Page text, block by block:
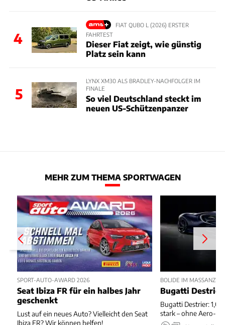
4
FIAT QUBO L (2026) ERSTER
FAHRTEST
Dieser Fiat zeigt, wie günstig
Platz sein kann
5
LYNX XM30 ALS BRADLEY-NACHFOLGER IM
FINALE
So viel Deutschland steckt im
neuen US-Schützenpanzer
MEHR ZUM THEMA SPORTWAGEN
SPORT-AUTO-AWARD 2026
Seat Ibiza FR für ein halbes Jahr
geschenkt
Lust auf ein neues Auto? Vielleicht den Seat
Ibiza FR? Wir können helfen!
BOLIDE IM MASSANZUG
Bugatti
Bugatti Destrier: 1,00
stark – ohne Aero-